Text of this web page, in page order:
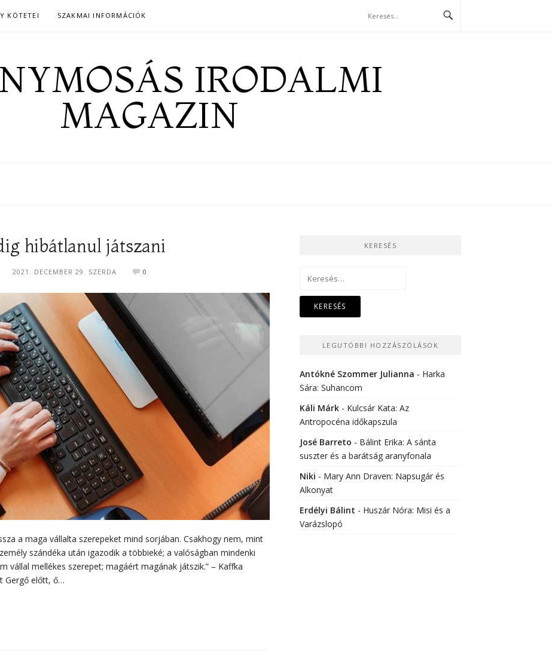
KÖTETEI SZAKMAI INFORMÁCIÓK
IRODALMI
MAGAZIN
hibátlanul játszani
2021. DECEMBER 29. SZERDA 0
a maga vállalta szerepeket mind sorjában. Csakhogy nem, mint
szándéka után igazodik a többieké; a valóságban mindenki
vállal mellékes szerepet; magáért magának játszik.” – Kaffka
Gergő előtt, ő…
KERESÉS
Keresés:
LEGUTÓBBI HOZZÁSZÓLÁSOK
Antókné Szommer Julianna - Harka
Sára: Suhancom
Káli Márk - Kulcsár Kata: Az
Antropocéna időkapszula
José Barreto - Bálint Erika: A sánta
suszter és a barátság aranyfonala
Niki - Mary Ann Draven: Napsugár és
Alkonyat
Erdélyi Bálint - Huszár Nóra: Misi és a
Varázslopó